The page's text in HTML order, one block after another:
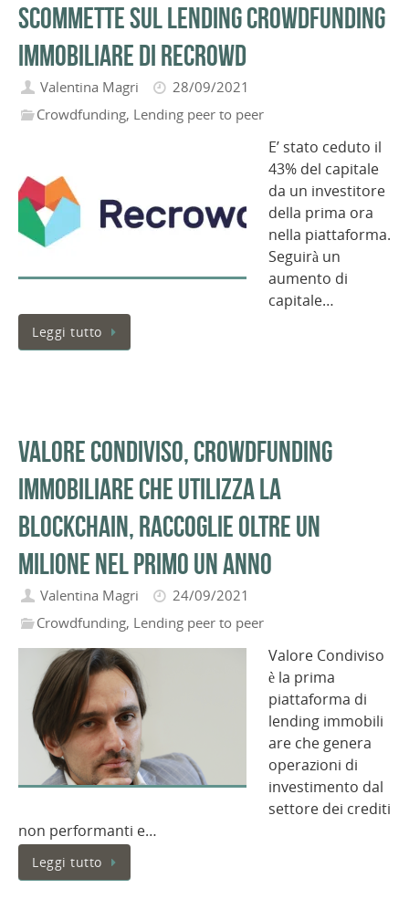
scommette sul lending crowdfunding
immobiliare di Recrowd
Valentina Magri
28/09/2021
Crowdfunding, Lending peer to peer
E’ stato ceduto il
43% del capitale
da un investitore
della prima ora
nella piattaforma.
Seguirà un
aumento di
capitale…
Leggi tutto
Valore Condiviso, crowdfunding
immobiliare che utilizza la
blockchain, raccoglie oltre un
milione nel primo un anno
Valentina Magri
24/09/2021
Crowdfunding, Lending peer to peer
Valore Condiviso
è la prima
piattaforma di
lending immobili
are che genera
operazioni di
investimento dal
settore dei crediti
non performanti e…
Leggi tutto